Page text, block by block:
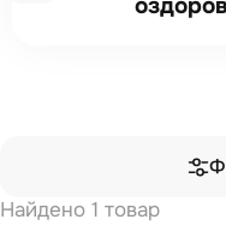
Найдено 1 товар